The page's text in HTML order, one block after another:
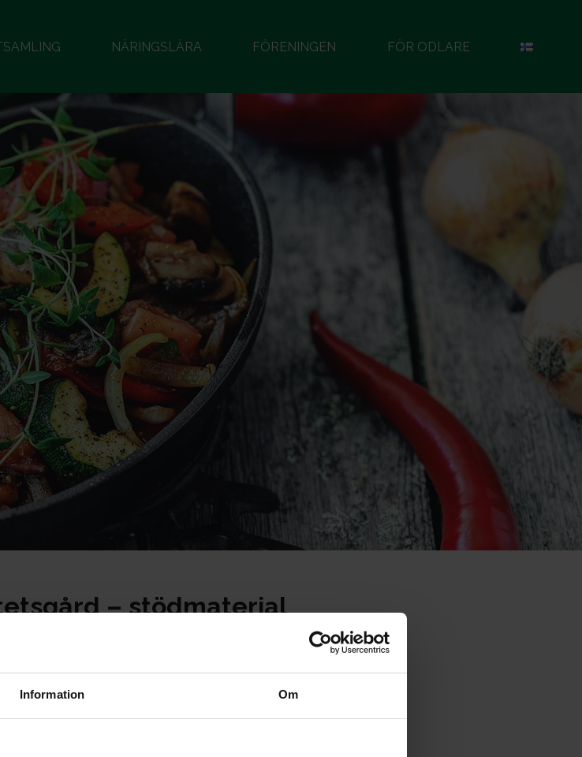
Information Om
NÄRINGSLÄRA FÖRENINGEN FÖR ODLARE
– stödmaterial